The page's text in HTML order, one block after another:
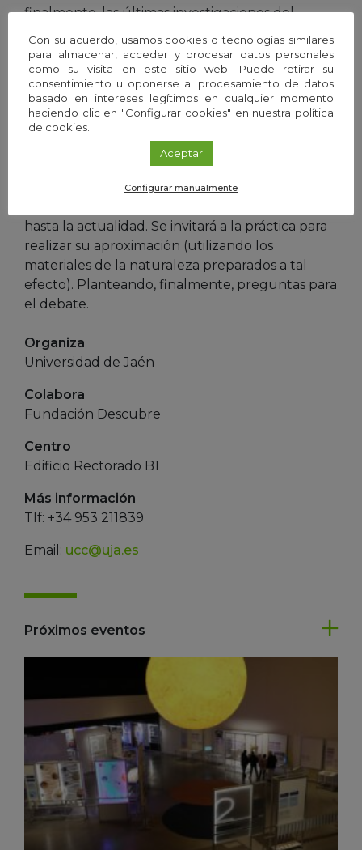
finalmente, las últimas investigaciones del
– Mesa 5: Relación entre el número Pi y la
Botánica mediante la experimentación. Khader
Faiez Abu-Helaiel y Fátima Aguilera Padilla.
Departamento de Didáctica de las Ciencias.
Se hablará de la Botánica, nuestro entorno y la
naturaleza esférica. También sobre el número pi
hasta la actualidad. Se invitará a la práctica para
realizar su aproximación (utilizando los
materiales de la naturaleza preparados a tal
efecto). Planteando, finalmente, preguntas para
el debate.
Organiza
Universidad de Jaén
Colabora
Fundación Descubre
Centro
Edificio Rectorado B1
Más información
Tlf: +34 953 211839
Email: ucc@uja.es
Próximos eventos
Con su acuerdo, usamos cookies o tecnologías similares
para almacenar, acceder y procesar datos personales
como su visita en este sitio web. Puede retirar su
consentimiento u oponerse al procesamiento de datos
basado en intereses legítimos en cualquier momento
haciendo clic en "Configurar cookies" en nuestra política
de cookies.
Aceptar
Configurar manualmente